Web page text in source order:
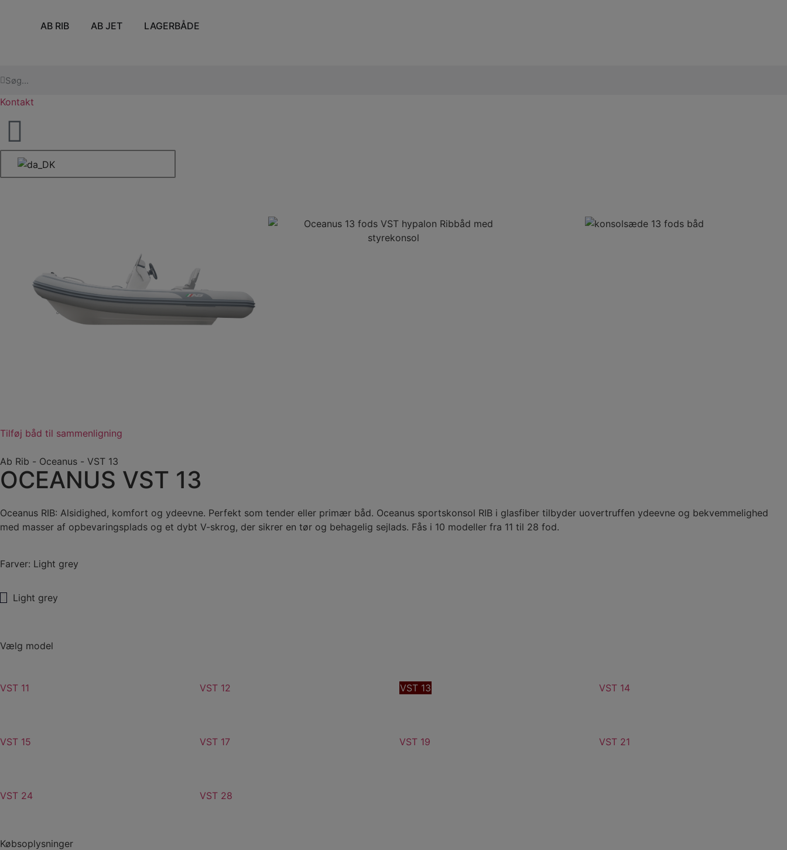
AB RIB AB JET LAGERBÅDE
Kontakt
Tilføj båd til sammenligning
Ab Rib - Oceanus - VST 13
OCEANUS VST 13
Oceanus RIB: Alsidighed, komfort og ydeevne. Perfekt som tender eller primær båd. Oceanus sportskonsol RIB i glasfiber tilbyder uovertruffen ydeevne og bekvemmelighed
med masser af opbevaringsplads og et dybt V-skrog, der sikrer en tør og behagelig sejlads. Fås i 10 modeller fra 11 til 28 fod.
Farver: Light grey
Light grey
Vælg model
VST 11 VST 12 VST 13 VST 14
VST 15 VST 17 VST 19 VST 21
VST 24 VST 28
Købsoplysninger